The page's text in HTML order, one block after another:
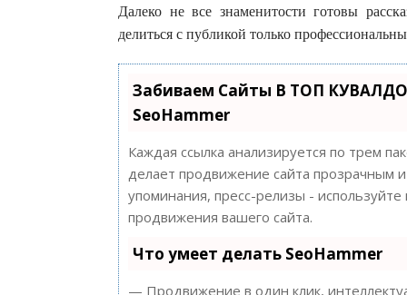
Далеко не все знаменитости готовы
делиться с публикой только
Забиваем Сайты В ТОП
SeoHammer
Каждая ссылка анализируется по трем
делает продвижение сайта прозрачным
упоминания, пресс-релизы -
продвижения вашего сайта.
Что умеет делать SeoHammer
— Продвижение в один клик,